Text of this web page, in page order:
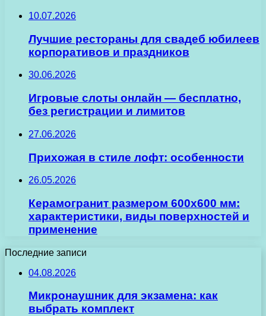
10.07.2026
Лучшие рестораны для свадеб юбилеев
корпоративов и праздников
30.06.2026
Игровые слоты онлайн — бесплатно,
без регистрации и лимитов
27.06.2026
Прихожая в стиле лофт: особенности
26.05.2026
Керамогранит размером 600х600 мм:
характеристики, виды поверхностей и
применение
Последние записи
04.08.2026
Микронаушник для экзамена: как
выбрать комплект